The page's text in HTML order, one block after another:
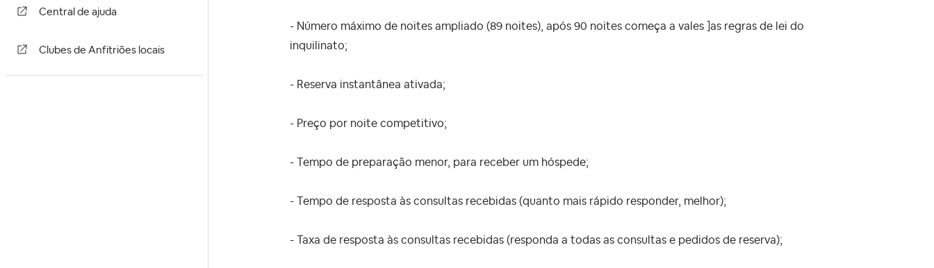
Central de ajuda
Clubes de Anfitriões locais
- Número máximo de noites ampliado (89 noites), após 90 noites começa a vales ]as regras de lei do
inquilinato;
- Reserva instantânea ativada;
- Preço por noite competitivo;
- Tempo de preparação menor, para receber um hóspede;
- Tempo de resposta às consultas recebidas (quanto mais rápido responder, melhor);
- Taxa de resposta às consultas recebidas (responda a todas as consultas e pedidos de reserva);